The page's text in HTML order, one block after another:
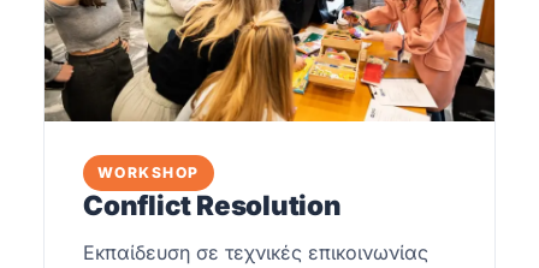
WORKSHOP
Conflict Resolution
Εκπαίδευση σε τεχνικές επικοινωνίας